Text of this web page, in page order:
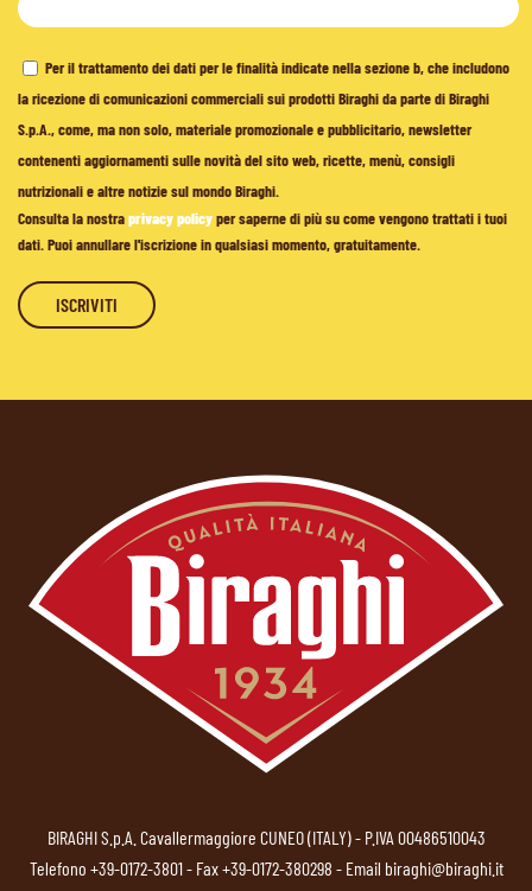
Per il trattamento dei dati per le finalità indicate nella sezione b, che includono
la ricezione di comunicazioni commerciali sui prodotti Biraghi da parte di Biraghi
S.p.A., come, ma non solo, materiale promozionale e pubblicitario, newsletter
contenenti aggiornamenti sulle novità del sito web, ricette, menù, consigli
nutrizionali e altre notizie sul mondo Biraghi.
Consulta la nostraprivacy policyper saperne di più su come vengono trattati i tuoi
dati. Puoi annullare l'iscrizione in qualsiasi momento, gratuitamente.
BIRAGHI S.p.A. Cavallermaggiore CUNEO (ITALY) - P.IVA 00486510043
Telefono +39-0172-3801- Fax +39-0172-380298 - Email biraghi@biraghi.it